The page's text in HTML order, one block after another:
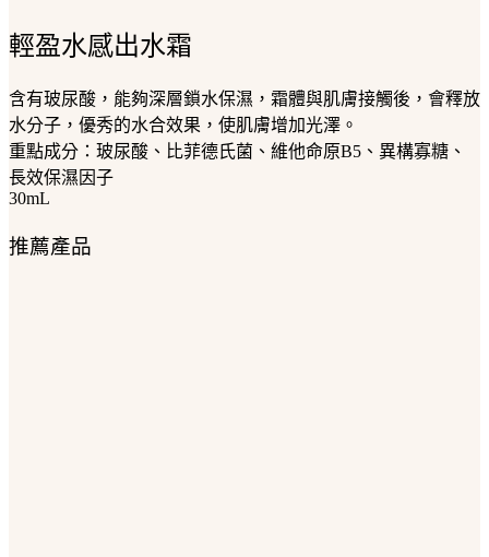
輕盈水感出水霜
含有玻尿酸，能夠深層鎖水保濕，霜體與肌膚接觸後，會釋放
水分子，優秀的水合效果，使肌膚增加光澤。
重點成分：玻尿酸、比菲德氏菌、維他命原B5、異構寡糖、
長效保濕因子
30mL
推薦產品